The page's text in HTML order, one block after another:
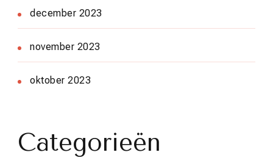
december 2023
november 2023
oktober 2023
Categorieën